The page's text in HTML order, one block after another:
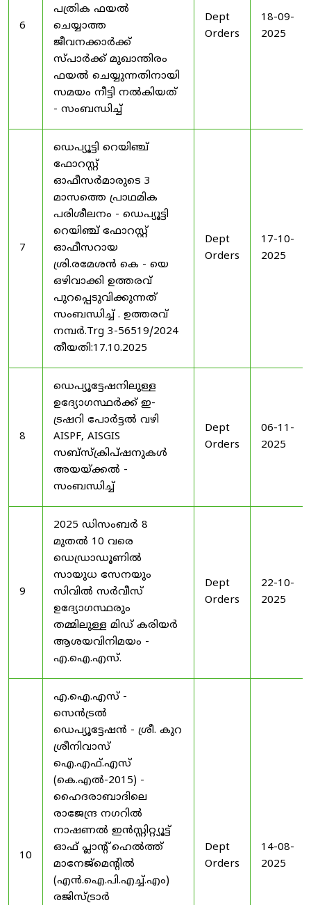
6
പത്രിക ഫയൽ
ചെയ്യാത്ത
ജീവനക്കാർക്ക്
സ്പാർക്ക് മുഖാന്തിരം
ഫയൽ ചെയ്യുന്നതിനായി
സമയം നീട്ടി നൽകിയത്
- സംബന്ധിച്ച്
Dept
Orders
18-09-
2025
7
ഡെപ്യൂട്ടി റെയിഞ്ച്
ഫോറസ്റ്റ്
ഓഫീസർമാരുടെ 3
മാസത്തെ പ്രാഥമിക
പരിശീലനം - ഡെപ്യൂട്ടി
റെയിഞ്ച് ഫോറസ്റ്റ്
ഓഫീസറായ
ശ്രി.രമേശൻ കെ - യെ
ഒഴിവാക്കി ഉത്തരവ്
പുറപ്പെടുവിക്കുന്നത്
സംബന്ധിച്ച് . ഉത്തരവ്
നമ്പർ.Trg 3-56519/2024
തീയതി:17.10.2025
Dept
Orders
17-10-
2025
8
ഡെപ്യൂട്ടേഷനിലുള്ള
ഉദ്യോഗസ്ഥർക്ക് ഇ-
ട്രഷറി പോർട്ടൽ വഴി
AISPF, AISGIS
സബ്‌സ്‌ക്രിപ്‌ഷനുകൾ
അയയ്ക്കൽ -
സംബന്ധിച്ച്
Dept
Orders
06-11-
2025
9
2025 ഡിസംബർ 8
മുതൽ 10 വരെ
ഡെഡ്രാഡൂണിൽ
സായുധ സേനയും
സിവിൽ സർവീസ്
ഉദ്യോഗസ്ഥരും
തമ്മിലുള്ള മിഡ് കരിയർ
ആശയവിനിമയം -
എ.ഐ.എസ്.
Dept
Orders
22-10-
2025
10
എ.ഐ.എസ് -
സെൻട്രൽ
ഡെപ്യൂട്ടേഷൻ - ശ്രീ. കുറ
ശ്രീനിവാസ്
ഐ.എഫ്.എസ്
(കെ.എൽ-2015) -
ഹൈദരാബാദിലെ
രാജേന്ദ്ര നഗറിൽ
നാഷണൽ ഇൻസ്റ്റിറ്റ്യൂട്ട്
ഓഫ് പ്ലാന്റ് ഹെൽത്ത്
മാനേജ്‌മെന്റിൽ
(എൻ.ഐ.പി.എച്ച്.എം)
രജിസ്ട്രാർ
Dept
Orders
14-08-
2025